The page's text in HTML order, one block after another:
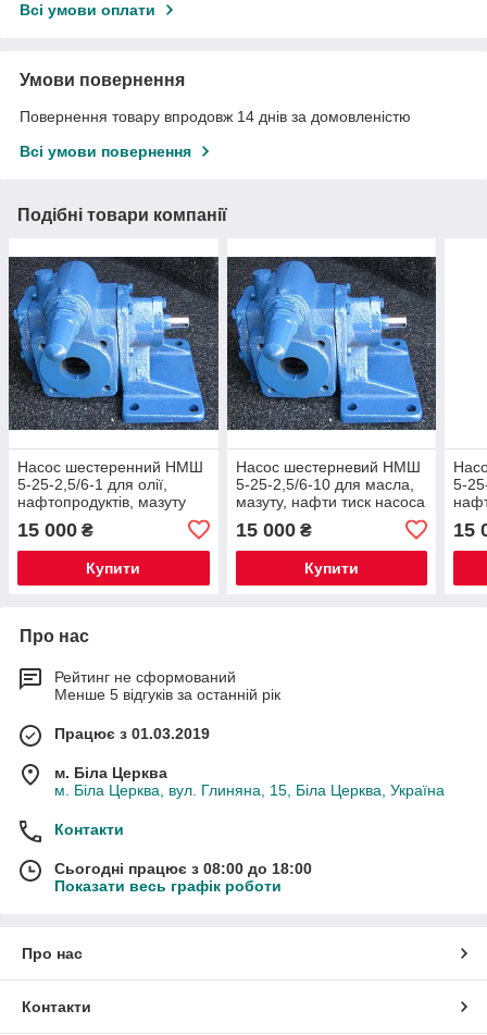
Всі умови оплати
Умови повернення
Повернення товару впродовж 14 днів за домовленістю
Всі умови повернення
Подібні товари компанії
Насос шестеренний НМШ
5-25-2,5/6-1 для олії,
нафтопродуктів, мазуту
15 000 ₴
Купити
Насос шестерневий НМШ
5-25-2,5/6-10 для масла,
мазуту, нафти тиск насоса
15 000₴
Купити
5-
15
Про нас
Рейтинг не сформований
Менше 5 відгуків за останній рік
Працює з 01.03.2019
м. Біла Церква
м. Біла Церква, вул. Глиняна, 15, Біла Церква, Україна
Контакти
Сьогодні працює з 08:00 до 18:00
Показати весь графік роботи
Про нас
Контакти